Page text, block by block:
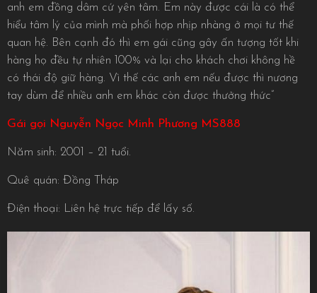
anh em đồng dâm cứ yên tâm. Em này được cái là có thể
hiểu tâm lý của mình mà phối hợp nhịp nhàng ở mọi tư thế
quan hệ. Bên cạnh đó thì em gái cũng gây ấn tượng tốt khi
hàng họ đều tự nhiên 100% và lại cho khách chơi không hề
có thái độ giữ hàng. Vì thế các anh em nếu được thì nương
tay dùm để nhiều anh em khác còn được thưởng thức”
Gái gọi Nguyễn Ngọc Minh Phương MS888
Năm sinh: 2001 – 21 tuổi.
Quê quán: Đồng Tháp
Điện thoại: Liên hệ trực tiếp để lấy số.